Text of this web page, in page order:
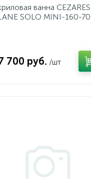
ванна CEZARES
SOLO MINI-160-
700 руб. /шт